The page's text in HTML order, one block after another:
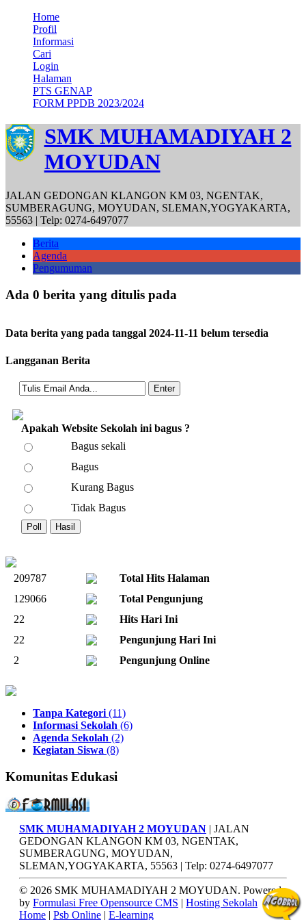
Home
Profil
Informasi
Cari
Login
Halaman
PTS GENAP
FORM PPDB 2023/2024
SMK MUHAMADIYAH 2
MOYUDAN
JALAN GEDONGAN KLANGON KM 03, NGENTAK,
SUMBERAGUNG, MOYUDAN, SLEMAN,YOGYAKARTA,
55563 | Telp: 0274-6497077
Berita
Agenda
Pengumuman
Ada 0 berita yang ditulis pada
Data berita yang pada tanggal 2024-11-11 belum tersedia
Langganan Berita
Apakah Website Sekolah ini bagus ?
Bagus sekali
Bagus
Kurang Bagus
Tidak Bagus
209787
Total Hits Halaman
129066
Total Pengunjung
22
Hits Hari Ini
22
Pengunjung Hari Ini
2
Pengunjung Online
Tanpa Kategori (11)
Informasi Sekolah (6)
Agenda Sekolah (2)
Kegiatan Siswa (8)
Komunitas Edukasi
SMK MUHAMADIYAH 2 MOYUDAN | JALAN
GEDONGAN KLANGON KM 03, NGENTAK,
SUMBERAGUNG, MOYUDAN,
SLEMAN,YOGYAKARTA, 55563 | Telp: 0274-6497077
© 2026 SMK MUHAMADIYAH 2 MOYUDAN. Powered
by Formulasi Free Opensource CMS | Hosting Sekolah
Home | Psb Online | E-learning